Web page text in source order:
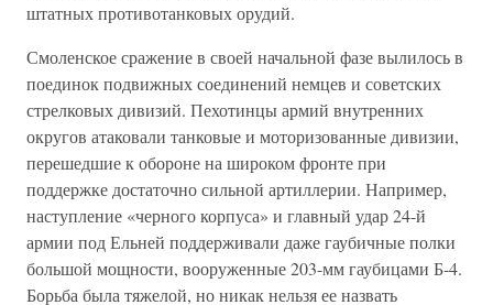
штатных противотанковых орудий.
Смоленское сражение в своей начальной фазе вылилось в
поединок подвижных соединений немцев и советских
стрелковых дивизий. Пехотинцы армий внутренних
округов атаковали танковые и моторизованные дивизии,
перешедшие к обороне на широком фронте при
поддержке достаточно сильной артиллерии. Например,
наступление «черного корпуса» и главный удар 24-й
армии под Ельней поддерживали даже гаубичные полки
большой мощности, вооруженные 203-мм гаубицами Б-4.
Борьба была тяжелой, но никак нельзя ее назвать